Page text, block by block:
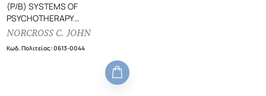
(P/B) SYSTEMS OF
PSYCHOTHERAPY
A TRANSTHEORITICAL
NORCROSS C. JOHN
Κωδ. Πολιτείας:0613-0044